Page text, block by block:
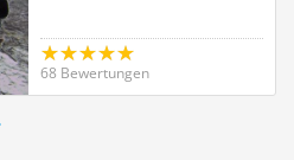
68 Bewertungen